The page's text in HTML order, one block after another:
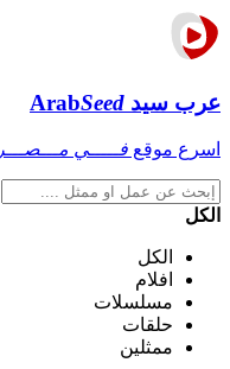
عرب سيد ArabSeed
اسرع موقع فـــــي مـــصـــر
الكل
الكل
افلام
مسلسلات
حلقات
ممثلين